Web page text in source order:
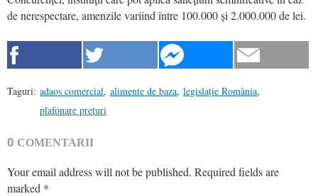
de nerespectare, amenzile variind între 100.000 și 2.000.000 de lei.
Taguri: adaos comercial, alimente de baza, legislație România,
plafonare preturi
0 COMENTARII
Your email address will not be published. Required fields are
marked *